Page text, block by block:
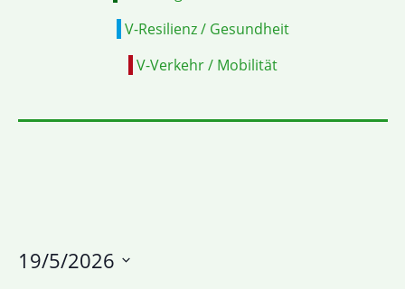
V-Resilienz / Gesundheit
V-Verkehr / Mobilität
19/5/2026